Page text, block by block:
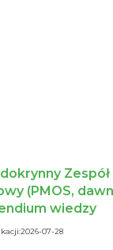
(PMOS,
wiedzy
2026-07-28